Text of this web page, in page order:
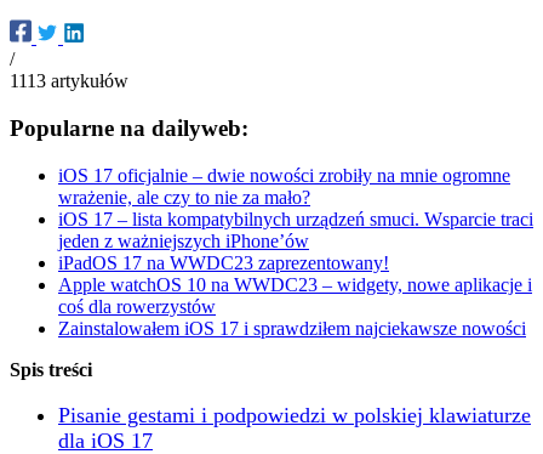
/
1113 artykułów
Popularne na dailyweb:
iOS 17 oficjalnie – dwie nowości zrobiły na mnie ogromne
wrażenie, ale czy to nie za mało?
iOS 17 – lista kompatybilnych urządzeń smuci. Wsparcie traci
jeden z ważniejszych iPhone’ów
iPadOS 17 na WWDC23 zaprezentowany!
Apple watchOS 10 na WWDC23 – widgety, nowe aplikacje i
coś dla rowerzystów
Zainstalowałem iOS 17 i sprawdziłem najciekawsze nowości
Spis treści
Pisanie gestami i podpowiedzi w polskiej klawiaturze
dla iOS 17